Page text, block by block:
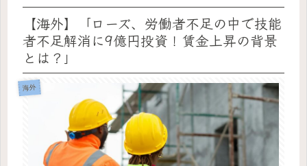
【海外】「ローズ、労働者不足の中で技能
者不足解消に9億円投資！賃金上昇の背景
とは？」
海外